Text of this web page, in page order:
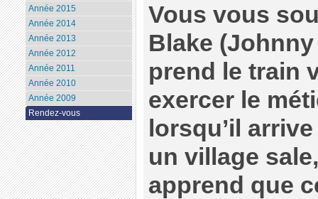
Vous vous
Blake
prend le train
exercer le
lorsqu’il
un village
apprend que
Année 2015
Année 2014
Année 2013
Année 2012
Année 2011
Année 2010
Année 2009
Rendez-vous